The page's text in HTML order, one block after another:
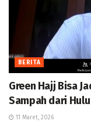
BERITA
Green Hajj Bisa
Sampah dari Hulu
11 Maret, 2026